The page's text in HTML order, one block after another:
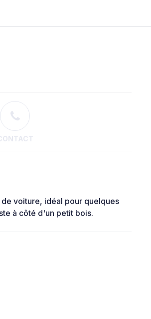
voiture, idéal pour quelques
à côté d'un petit bois.